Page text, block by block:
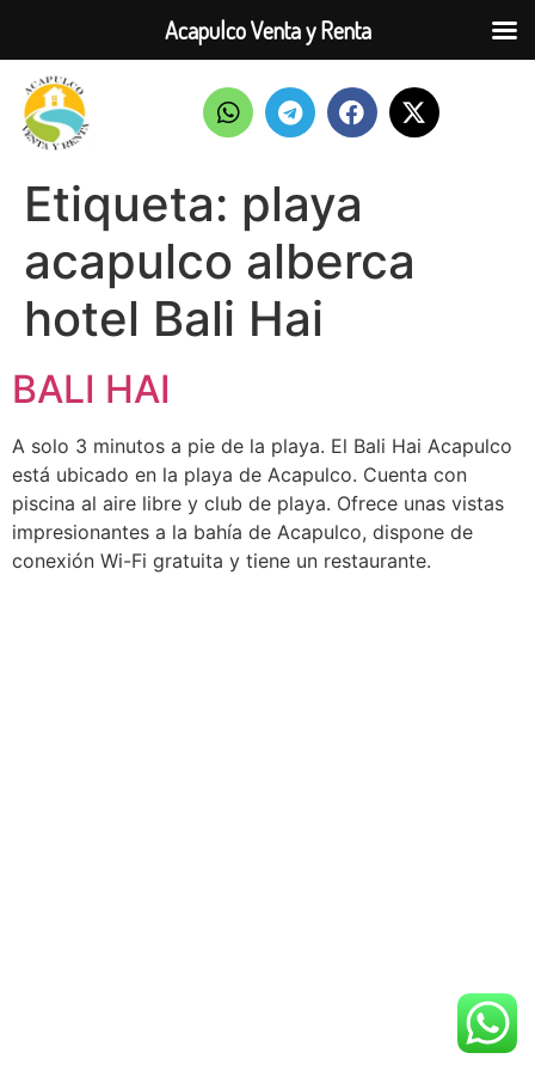
Etiqueta: playa
acapulco alberca
hotel Bali Hai
BALI HAI
A solo 3 minutos a pie de la playa. El Bali Hai Acapulco
está ubicado en la playa de Acapulco. Cuenta con
piscina al aire libre y club de playa. Ofrece unas vistas
impresionantes a la bahía de Acapulco, dispone de
conexión Wi-Fi gratuita y tiene un restaurante.
Acapulco Venta y Renta